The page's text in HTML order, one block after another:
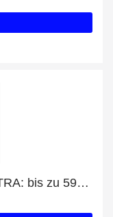
FALTSCHLOSS AXA FOLD ULTRA: bis zu 59% Rabatt